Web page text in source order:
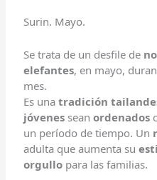
Surin. Mayo.
Se trata de un desfile de
elefantes, en mayo,
mes.
Es unatradición
jóvenes seanordenados
un período de tiempo. Un
adulta que aumenta su
orgullo para las familias.